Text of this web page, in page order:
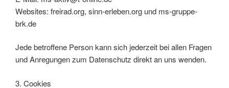
Websites: freirad.org, sinn-erleben.org und ms-gruppe-
brk.de
Jede betroffene Person kann sich jederzeit bei allen Fragen
und Anregungen zum Datenschutz direkt an uns wenden.
3. Cookies